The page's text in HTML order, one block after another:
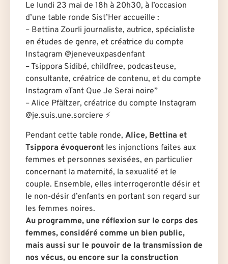
Le lundi 23 mai de 18h à 20h30, à l’occasion
d’une table ronde Sist’Her accueille :
– Bettina Zourli journaliste, autrice, spécialiste
en études de genre, et créatrice du compte
Instagram @jeneveuxpasdenfant
– Tsippora Sidibé, childfree, podcasteuse,
consultante, créatrice de contenu, et du compte
Instagram «Tant Que Je Serai noire”
– Alice Pfältzer, créatrice du compte Instagram
@je.suis.une.sorciere ⚡️
Pendant cette table ronde, Alice, Bettina et
Tsippora évoqueront les injonctions faites aux
femmes et personnes sexisées, en particulier
concernant la maternité, la sexualité et le
couple. Ensemble, elles interrogerontle désir et
le non-désir d’enfants en portant son regard sur
les femmes noires.
Au programme, une réflexion sur le corps des
femmes, considéré comme un bien public,
mais aussi sur le pouvoir de la transmission de
nos vécus, ou encore sur la construction